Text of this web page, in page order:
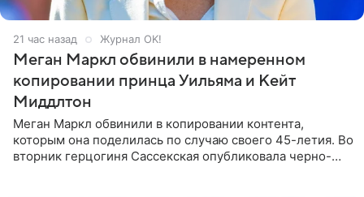
21 час назад Журнал OK!
Меган Маркл обвинили в намеренном
копировании принца Уильяма и Кейт
Миддлтон
Меган Маркл обвинили в копировании контента,
которым она поделилась по случаю своего 45-летия. Во
вторник герцогиня Сассекская опубликовала черно-